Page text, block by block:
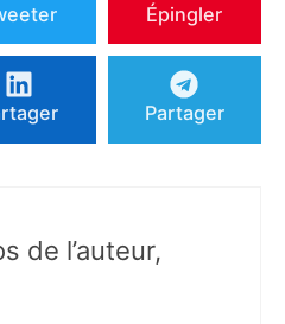
Épingler
Partager
de l’auteur,